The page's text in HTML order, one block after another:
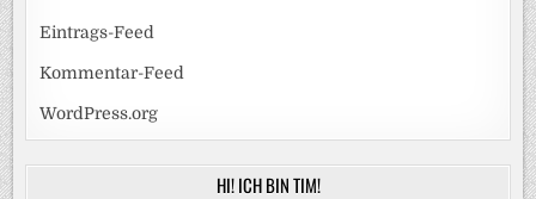
Eintrags-Feed
Kommentar-Feed
WordPress.org
HI! ICH BIN TIM!